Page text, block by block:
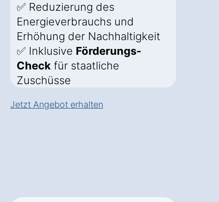
✅ Reduzierung des
Energieverbrauchs und
Erhöhung der Nachhaltigkeit
✅ Inklusive Förderungs-
Check für staatliche
Zuschüsse
Jetzt Angebot erhalten